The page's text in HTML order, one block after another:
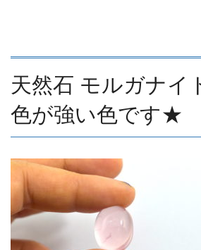
天然石 モルガナイ
色が強い色です★